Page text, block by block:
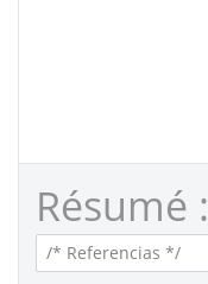
Résumé :